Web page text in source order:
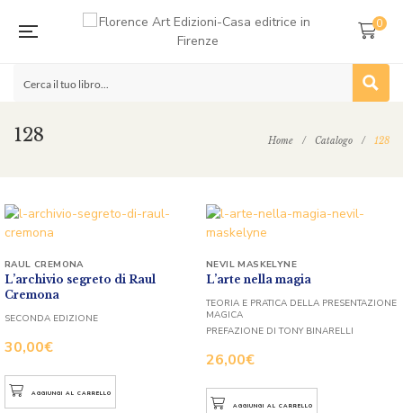
0
128 Home / Catalogo / 128
L’archivio segreto di Raul
Cremona
30,00€
RAUL CREMONA
SECONDA EDIZIONE
AGGIUNGI AL CARRELLO
L’arte nella magia
26,00€
NEVIL MASKELYNE
TEORIA E PRATICA DELLA PRESENTAZIONE
MAGICA
PREFAZIONE DI TONY BINARELLI
AGGIUNGI AL CARRELLO